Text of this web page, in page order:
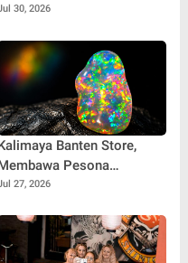
Bertindak
30, 2026
Banten Store,
Pesona
Banten
Internasional
27, 2026